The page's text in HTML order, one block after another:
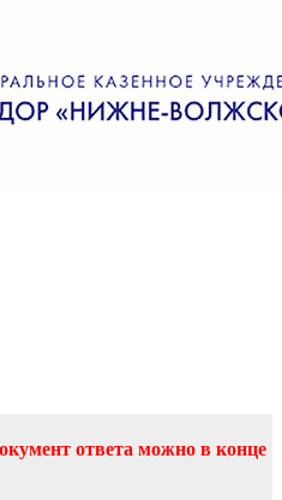
ответа можно в конце